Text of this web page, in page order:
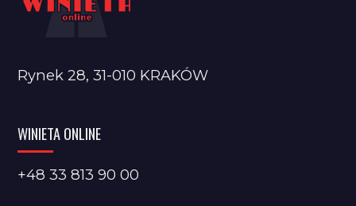
Rynek 28, 31-010 KRAKÓW
WINIETA ONLINE
+48 33 813 90 00